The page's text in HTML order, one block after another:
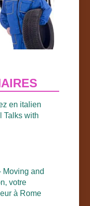
en italien
Talks with
Moving and
votre
à Rome